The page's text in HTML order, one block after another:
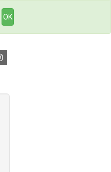
OK